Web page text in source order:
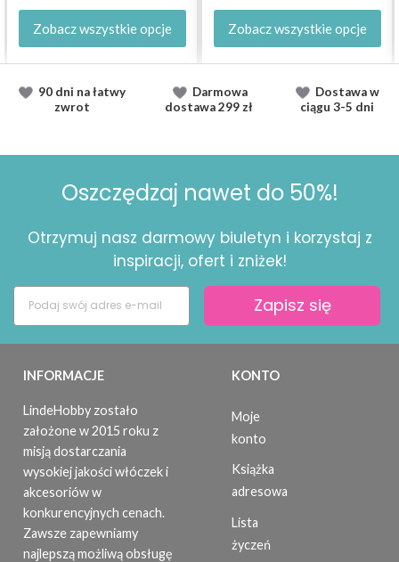
Zobacz wszystkie opcje Zobacz wszystkie opcje
90 dni na łatwy
zwrot
Darmowa
dostawa299 zł
Dostawaw
ciągu 3-5 dni
Oszczędzaj nawet do 50%!
Otrzymuj nasz darmowy biuletyn i korzystaj z
inspiracji, ofert i zniżek!
Zapisz się
INFORMACJE
LindeHobby zostało
założone w 2015 roku z
misją dostarczania
wysokiej jakości włóczek i
akcesoriów w
konkurencyjnych cenach.
Zawsze zapewniamy
najlepszą możliwą obsługę
KONTO
Moje
konto
Książka
adresowa
Lista
życzeń